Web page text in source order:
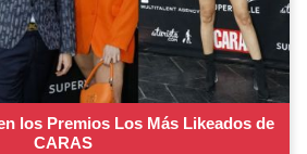
los Premios Los Más Likeados de
CARAS